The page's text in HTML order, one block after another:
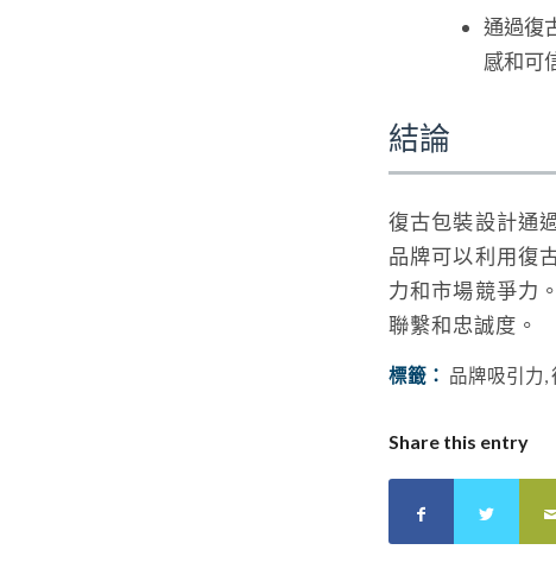
通過復
感和可
結論
復古包裝設計通
品牌可以利用復
力和市場競爭力
聯繫和忠誠度。
標籤： 品牌吸引力,
Share this entry